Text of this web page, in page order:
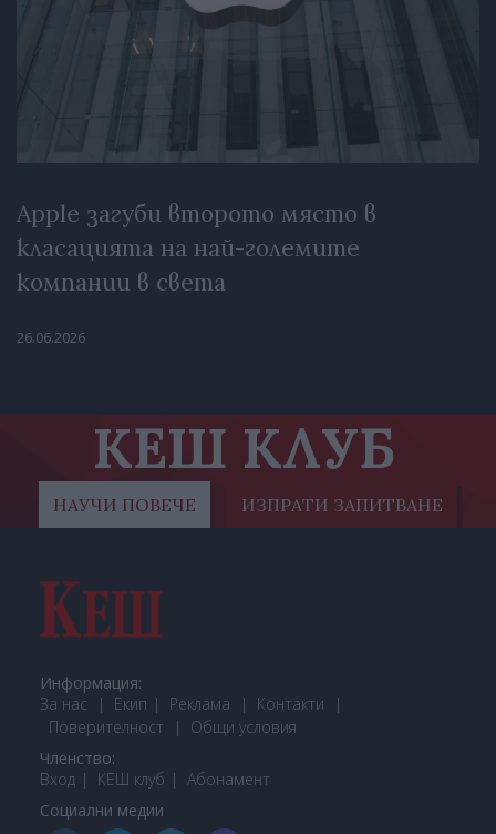
Apple загуби второто място в
класацията на най-големите
компании в света
26.06.2026
КЕШ КЛУБ
НАУЧИ ПОВЕЧЕ ИЗПРАТИ ЗАПИТВАНЕ
Информация:
За нас
Екип Реклама
Контакти
Поверителност
Общи условия
Членство:
Вход
КЕШ клуб Абонамент
Социални медии